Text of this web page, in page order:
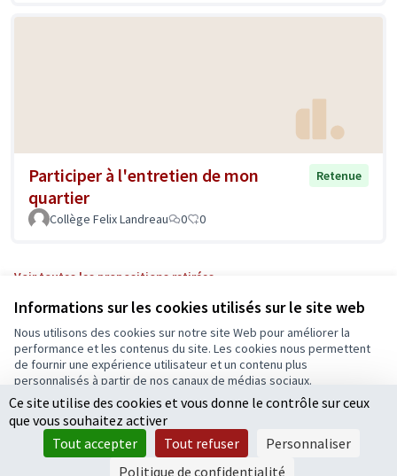
Informations sur les cookies utilisés sur le site web
Nous utilisons des cookies sur notre site Web pour améliorer la
performance et les contenus du site. Les cookies nous permettent
de fournir une expérience utilisateur et un contenu plus
personnalisés à partir de nos canaux de médias sociaux.
Tout accepter
Accepter seulement les cookies essentiels
Paramètres
Participer à l'entretien de mon
quartier
Retenue
Collège Felix Landreau 0 0
Voir toutes les propositions retirées
Conditions d'utilisation
Paramètres des cookies
Ecrivons Angers sur X
(Lien externe)
Ecrivons Angers sur Facebook
(Lien externe)
logiciel libre Decidim .
Licence
(Lien
Ce site utilise des cookies et vous donne le contrôle sur ceux
que vous souhaitez activer
Tout accepter
Tout refuser
Personnaliser
Politique de confidentialité